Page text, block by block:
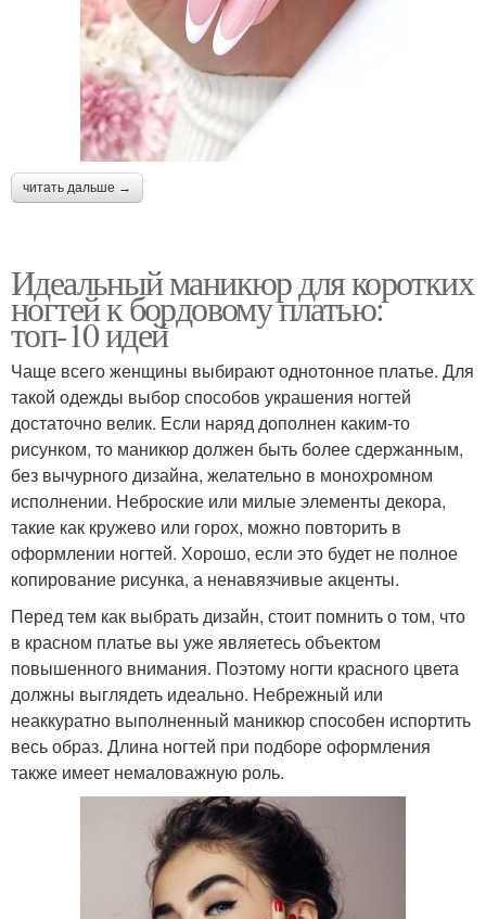
читать дальше →
Идеальный маникюр для коротких
ногтей к бордовому платью:
топ-10 идей
Чаще всего женщины выбирают однотонное платье. Для
такой одежды выбор способов украшения ногтей
достаточно велик. Если наряд дополнен каким-то
рисунком, то маникюр должен быть более сдержанным,
без вычурного дизайна, желательно в монохромном
исполнении. Неброские или милые элементы декора,
такие как кружево или горох, можно повторить в
оформлении ногтей. Хорошо, если это будет не полное
копирование рисунка, а ненавязчивые акценты.
Перед тем как выбрать дизайн, стоит помнить о том, что
в красном платье вы уже являетесь объектом
повышенного внимания. Поэтому ногти красного цвета
должны выглядеть идеально. Небрежный или
неаккуратно выполненный маникюр способен испортить
весь образ. Длина ногтей при подборе оформления
также имеет немаловажную роль.